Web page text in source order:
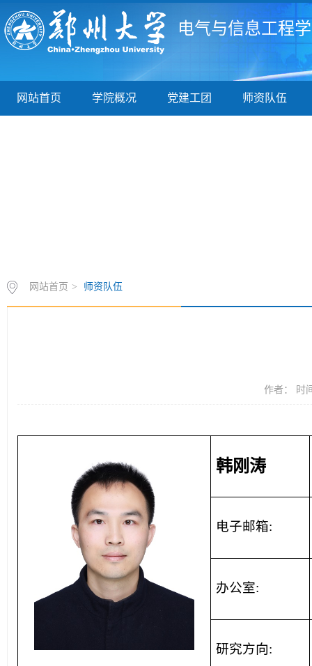
电气与信息工程
网站首页 学院概况 党建工团 师资队伍
网站首页 > 师资队伍
作者： 时
韩刚涛
电子邮箱:
办公室:
研究方向: